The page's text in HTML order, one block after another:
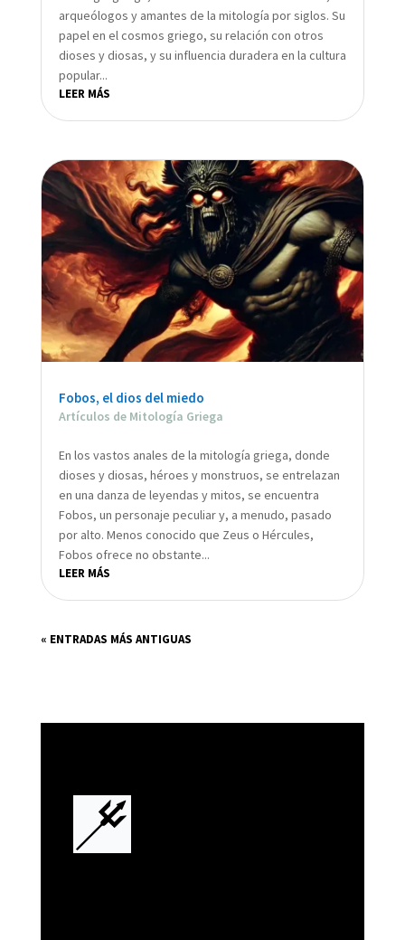
arqueólogos y amantes de la mitología por siglos. Su
papel en el cosmos griego, su relación con otros
dioses y diosas, y su influencia duradera en la cultura
popular...
LEER MÁS
Fobos, el dios del miedo
Artículos de Mitología Griega
En los vastos anales de la mitología griega, donde
dioses y diosas, héroes y monstruos, se entrelazan
en una danza de leyendas y mitos, se encuentra
Fobos, un personaje peculiar y, a menudo, pasado
por alto. Menos conocido que Zeus o Hércules,
Fobos ofrece no obstante...
LEER MÁS
« ENTRADAS MÁS ANTIGUAS